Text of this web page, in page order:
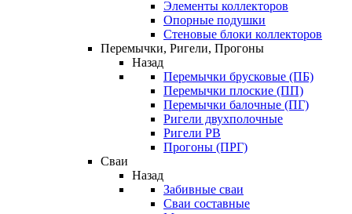
Элементы коллекторов
Опорные подушки
Стеновые блоки коллекторов
Перемычки, Ригели, Прогоны
Назад
Перемычки брусковые (ПБ)
Перемычки плоские (ПП)
Перемычки балочные (ПГ)
Ригели двухполочные
Ригели РВ
Прогоны (ПРГ)
Сваи
Назад
Забивные сваи
Сваи составные